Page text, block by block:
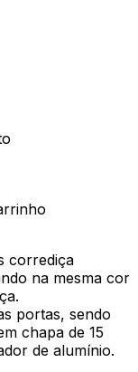
corrediça
na mesma cor
portas, sendo
chapa de 15
de alumínio.